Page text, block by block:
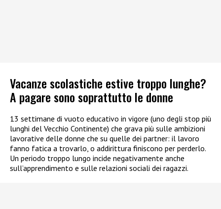
Vacanze scolastiche estive troppo lunghe?
A pagare sono soprattutto le donne
13 settimane di vuoto educativo in vigore (uno degli stop più
lunghi del Vecchio Continente) che grava più sulle ambizioni
lavorative delle donne che su quelle dei partner: il lavoro
fanno fatica a trovarlo, o addirittura finiscono per perderlo.
Un periodo troppo lungo incide negativamente anche
sull’apprendimento e sulle relazioni sociali dei ragazzi.